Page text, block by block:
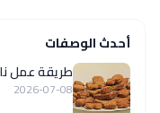
أحدث الوصفات
طريقة عمل
2026-07-08